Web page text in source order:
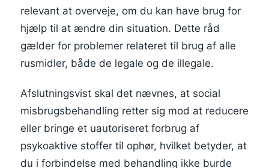
relevant at overveje, om du kan have brug for
hjælp til at ændre din situation. Dette råd
gælder for problemer relateret til brug af alle
rusmidler, både de legale og de illegale.
Afslutningsvist skal det nævnes, at social
misbrugsbehandling retter sig mod at reducere
eller bringe et uautoriseret forbrug af
psykoaktive stoffer til ophør, hvilket betyder, at
du i forbindelse med behandling ikke burde